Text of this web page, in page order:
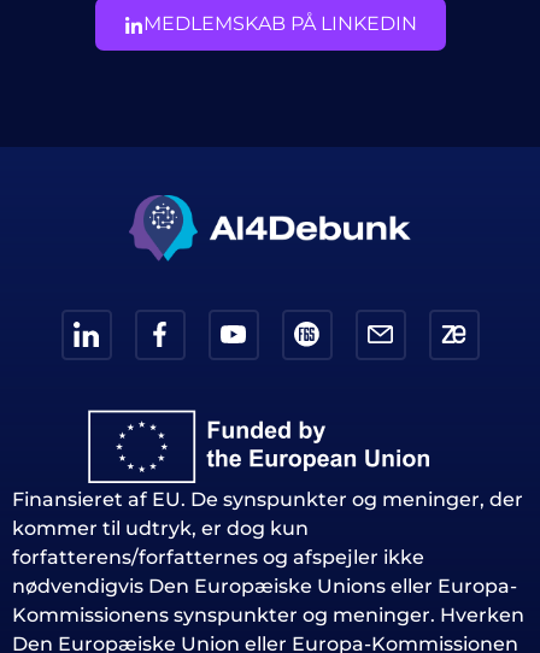
MEDLEMSKAB PÅ LINKEDIN
Finansieret af EU. De synspunkter og meninger, der
kommer til udtryk, er dog kun
forfatterens/forfatternes og afspejler ikke
nødvendigvis Den Europæiske Unions eller Europa-
Kommissionens synspunkter og meninger. Hverken
Den Europæiske Union eller Europa-Kommissionen